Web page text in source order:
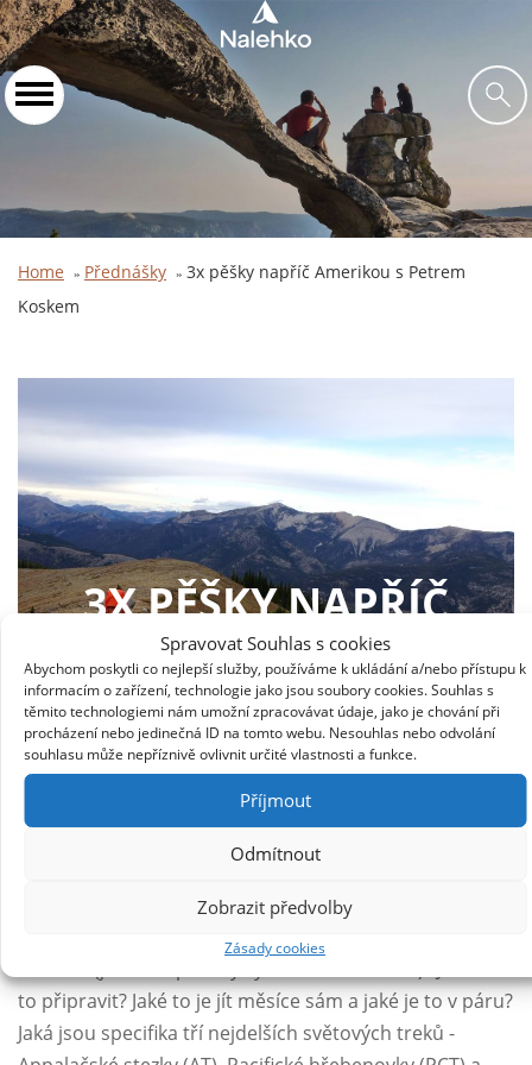
Spravovat Souhlas s cookies
Abychom poskytli co nejlepší služby, používáme k ukládání a/nebo přístupu k
informacím o zařízení, technologie jako jsou soubory cookies. Souhlas s
těmito technologiemi nám umožní zpracovávat údaje, jako je chování při
procházení nebo jedinečná ID na tomto webu. Nesouhlas nebo odvolání
souhlasu může nepříznivě ovlivnit určité vlastnosti a funkce.
Příjmout
Odmítnout
Zobrazit předvolby
Zásady cookies
Home » Přednášky » 3x pěšky napříč Amerikou s Petrem
Koskem
3X PĚŠKY NAPŘÍČ
AMERIKOU S
PETREM KOSKEM
Občas se člověk potřebuje projít. Pořádně projít. Jaké
to je šlapat několik tisíc kilometrů horami a divočinou
to připravit? Jaké to je jít měsíce sám a jaké je to v páru?
Jaká jsou specifika tří nejdelších světových treků -